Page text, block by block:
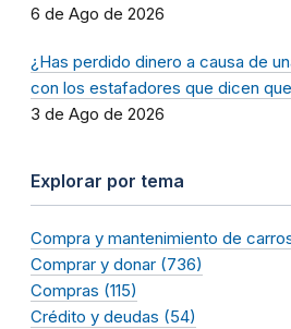
6 de Ago de 2026
¿Has perdido dinero a causa de
con los estafadores que dicen
3 de Ago de 2026
Explorar por tema
Compra y mantenimiento de
Comprar y donar (736)
Compras (115)
Crédito y deudas (54)